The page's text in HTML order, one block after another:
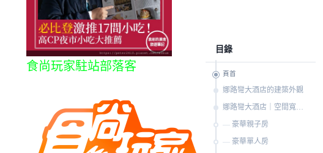
食尚玩家駐站部落客
目錄
頁首
娜路彎大酒店的建築外觀
豪華親子房
豪華單人房